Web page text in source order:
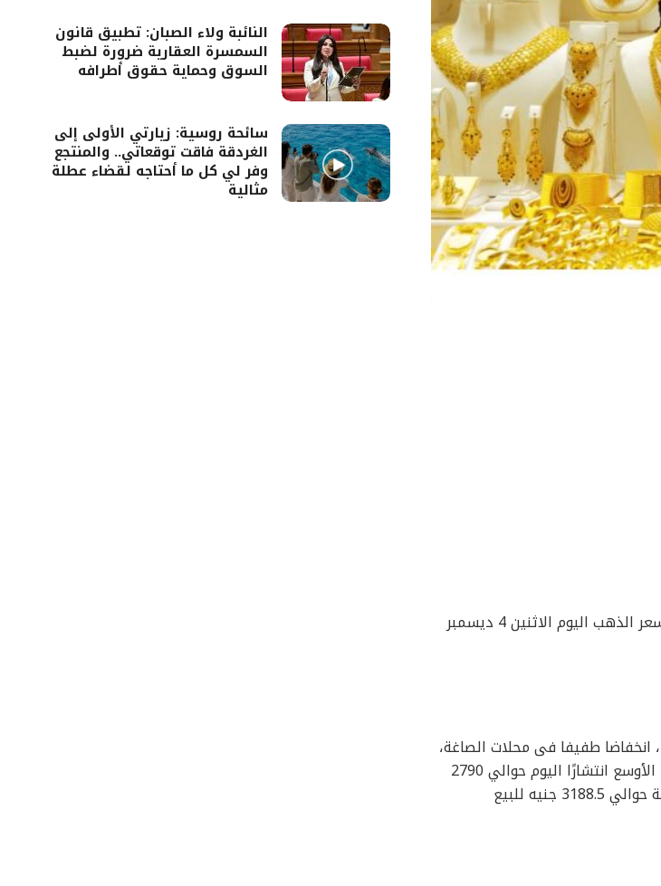
لزواره ومتابعيه معرفة سعر الذهب اليوم الاثنين 4 ديسمبر
شهدت أسعار الذهب فى بداية تعاملات اليوم الاثنين 4 ديسمبر 2023، انخفاضا طفيفا فى محلات الصاغة،
بقيمة 5 جنيهات في سعر الجرام، حيث سجل سعر جرام الذهب عيار 21 الأوسع انتشارًا اليوم حوالي 2790
جنيهًا للبيع و2770 جنيها للشراء، وبلغ سعر الذهب عيار 24 الأعلى فئة حوالي 3188.5 جنيه للبيع
النائبة ولاء الصبان: تطبيق قانون
السمسرة العقارية ضرورة لضبط
السوق وحماية حقوق أطرافه
سائحة روسية: زيارتي الأولى إلى
الغردقة فاقت توقعاتي.. والمنتجع
وفر لي كل ما أحتاجه لقضاء عطلة
مثالية